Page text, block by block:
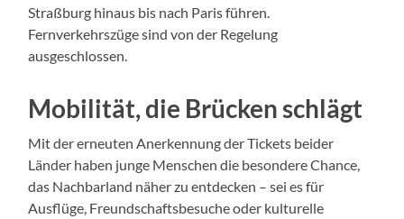
Straßburg hinaus bis nach Paris führen.
Fernverkehrszüge sind von der Regelung
ausgeschlossen.
Mobilität, die Brücken schlägt
Mit der erneuten Anerkennung der Tickets beider
Länder haben junge Menschen die besondere Chance,
das Nachbarland näher zu entdecken – sei es für
Ausflüge, Freundschaftsbesuche oder kulturelle